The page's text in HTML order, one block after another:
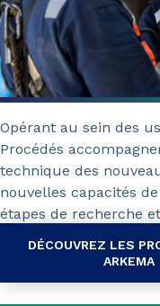
Opérant au sein des
Procédés
technique des
nouvelles capacités
étapes de recherche
DÉCOUVREZ LES
ARKEMA